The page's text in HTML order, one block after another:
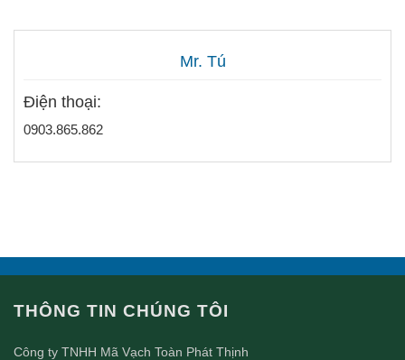
Mr. Tú
Điện thoại:
0903.865.862
THÔNG TIN CHÚNG TÔI
Công ty TNHH Mã Vạch Toàn Phát Thịnh